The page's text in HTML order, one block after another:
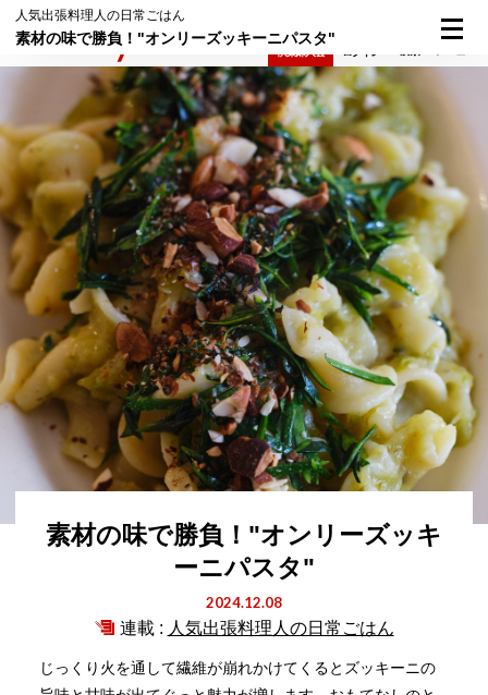
人気出張料理人の日常ごはん
素材の味で勝負！"オンリーズッキーニパスタ"
素材の味で勝負！"オンリーズッキ
ーニパスタ"
2024.12.08
連載 : 人気出張料理人の日常ごはん
じっくり火を通して繊維が崩れかけてくるとズッキーニの